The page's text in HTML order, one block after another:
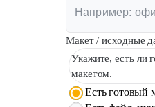
Макет / исходные
Укажите, есть ли
макетом.
Есть готовый